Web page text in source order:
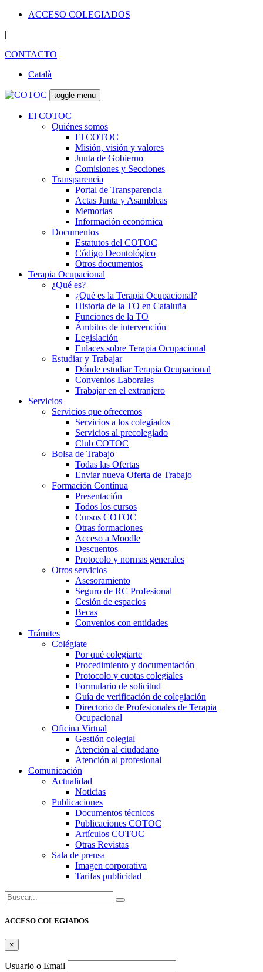
ACCESO COLEGIADOS
|
CONTACTO |
Català
toggle menu
El COTOC
Quiénes somos
El COTOC
Misión, visión y valores
Junta de Gobierno
Comisiones y Secciones
Transparencia
Portal de Transparencia
Actas Junta y Asambleas
Memorias
Información económica
Documentos
Estatutos del COTOC
Código Deontológico
Otros documentos
Terapia Ocupacional
¿Qué es?
¿Qué es la Terapia Ocupacional?
Historia de la TO en Cataluña
Funciones de la TO
Ámbitos de intervención
Legislación
Enlaces sobre Terapia Ocupacional
Estudiar y Trabajar
Dónde estudiar Terapia Ocupacional
Convenios Laborales
Trabajar en el extranjero
Servicios
Servicios que ofrecemos
Servicios a los colegiados
Servicios al precolegiado
Club COTOC
Bolsa de Trabajo
Todas las Ofertas
Enviar nueva Oferta de Trabajo
Formación Contínua
Presentación
Todos los cursos
Cursos COTOC
Otras formaciones
Acceso a Moodle
Descuentos
Protocolo y normas generales
Otros servicios
Asesoramiento
Seguro de RC Profesional
Cesión de espacios
Becas
Convenios con entidades
Trámites
Colégiate
Por qué colegiarte
Procedimiento y documentación
Protocolo y cuotas colegiales
Formulario de solicitud
Guía de verificación de colegiación
Directorio de Profesionales de Terapia
Ocupacional
Oficina Virtual
Gestión colegial
Atención al ciudadano
Atención al profesional
Comunicación
Actualidad
Noticias
Publicaciones
Documentos técnicos
Publicaciones COTOC
Artículos COTOC
Otras Revistas
Sala de prensa
Imagen corporativa
Tarifas publicidad
Buscar:
ACCESO COLEGIADOS
×
Usuario o Email